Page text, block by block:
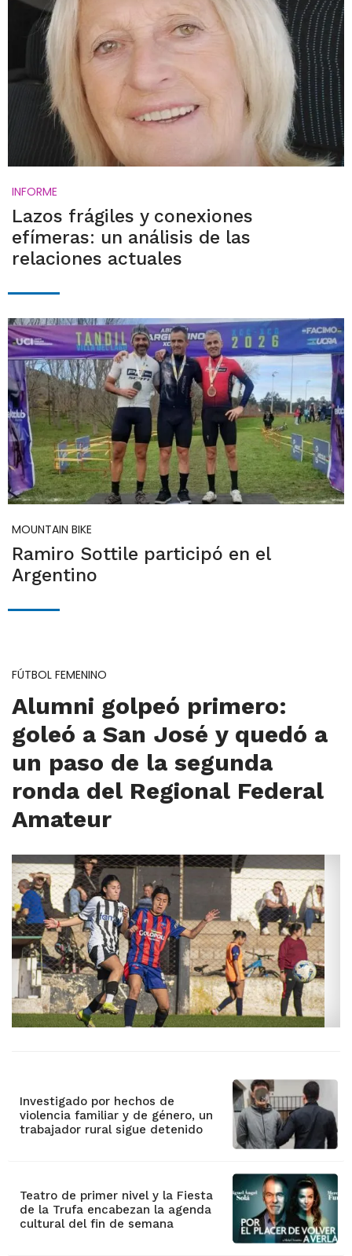
INFORME
Lazos frágiles y conexiones
efímeras: un análisis de las
relaciones actuales
MOUNTAIN BIKE
Ramiro Sottile participó en el
Argentino
FÚTBOL FEMENINO
Alumni golpeó primero:
goleó a San José y quedó a
un paso de la segunda
ronda del Regional Federal
Amateur
Investigado por hechos de
violencia familiar y de género, un
trabajador rural sigue detenido
Teatro de primer nivel y la Fiesta
de la Trufa encabezan la agenda
cultural del fin de semana